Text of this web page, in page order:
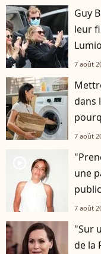
Guy
leur
7 août
dans
7 août
une
public
7 août
"Sur
de la